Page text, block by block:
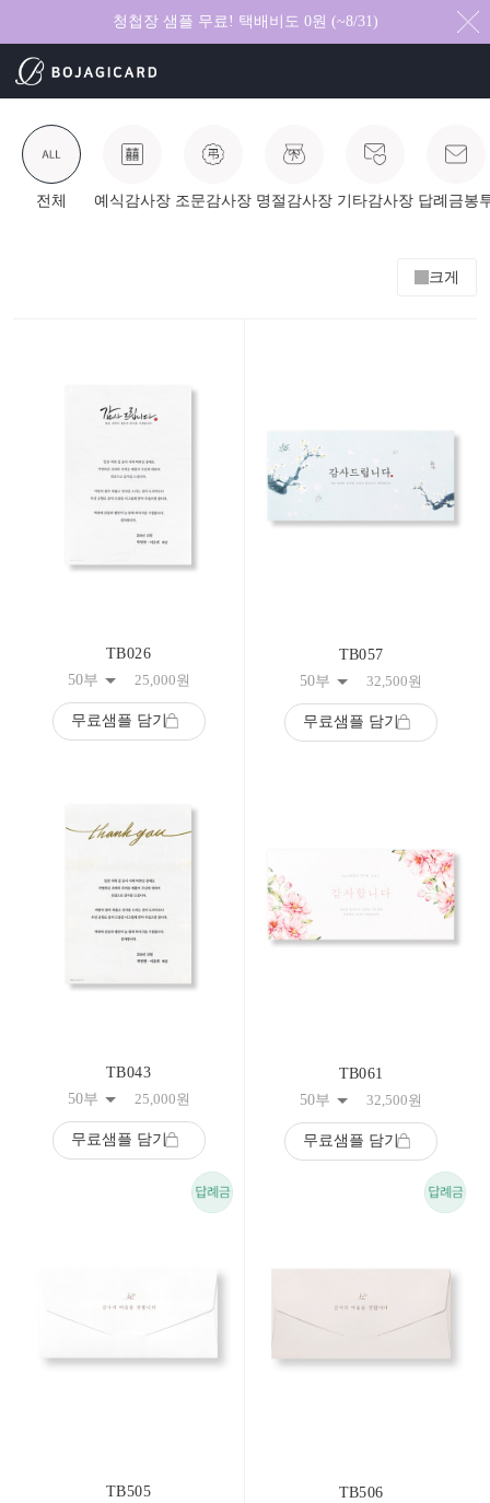
청첩장 샘플 무료! 택배비도 0원 (~8/31)
전체 예식감사장 조문감사장 명절감사장 기타감사장 답례금봉
크게
TB026
50부
25,000원
무료샘플 담기
TB057
50부
32,500원
무료샘플 담기
TB043
50부
25,000원
무료샘플 담기
TB061
50부
32,500원
무료샘플 담기
TB505
TB506